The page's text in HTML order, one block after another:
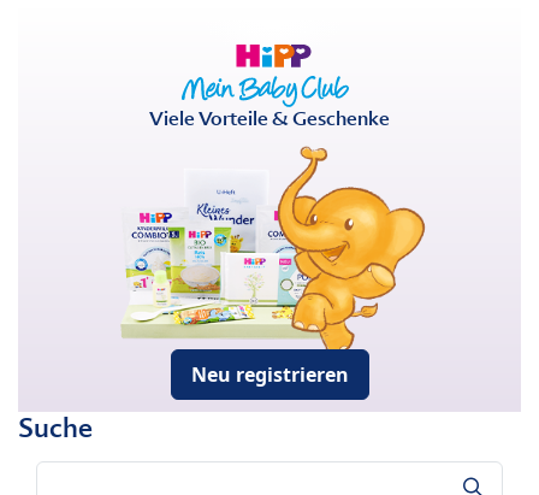
Viele Vorteile & Geschenke
Neu registrieren
Suche